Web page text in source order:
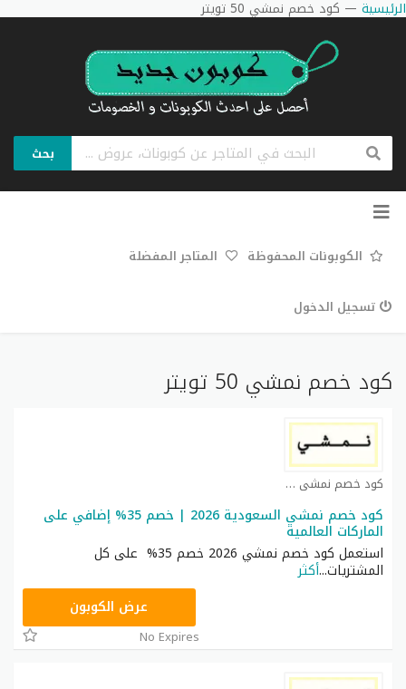
الرئيسية — كود خصم نمشي 50 تويتر
بحث
تخطي
الكوبونات المحفوظة المتاجر المفضلة
تسجيل الدخول
كود خصم نمشي 50 تويتر
كود خصم نمشي كوبون
كود خصم نمشي السعودية 2026 | خصم 35% إضافي على
الماركات العالمية
استعمل كود خصم نمشي 2026 خصم 35% على كل
المشتريات...أكثر
AC182عرض الكوبون
No Expires